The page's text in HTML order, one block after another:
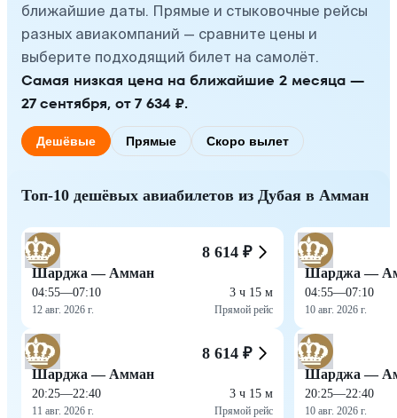
ближайшие даты. Прямые и стыковочные рейсы
разных авиакомпаний — сравните цены и
выберите подходящий билет на самолёт.
Самая низкая цена на ближайшие 2 месяца —
27 сентября, от 7 634 ₽.
Дешёвые Прямые Скоро вылет
Топ-10 дешёвых авиабилетов из Дубая в Амман
8 614 ₽
Шарджа — Амман
04:55—07:10
12 авг. 2026 г.
3 ч 15 м
Прямой рейс
8 614 ₽
Шарджа — Амман
20:25—22:40
11 авг. 2026 г.
3 ч 15 м
Прямой рейс
Шарджа —
04:55—07:10
10 авг. 2026 г.
Шарджа —
20:25—22:40
10 авг. 2026 г.